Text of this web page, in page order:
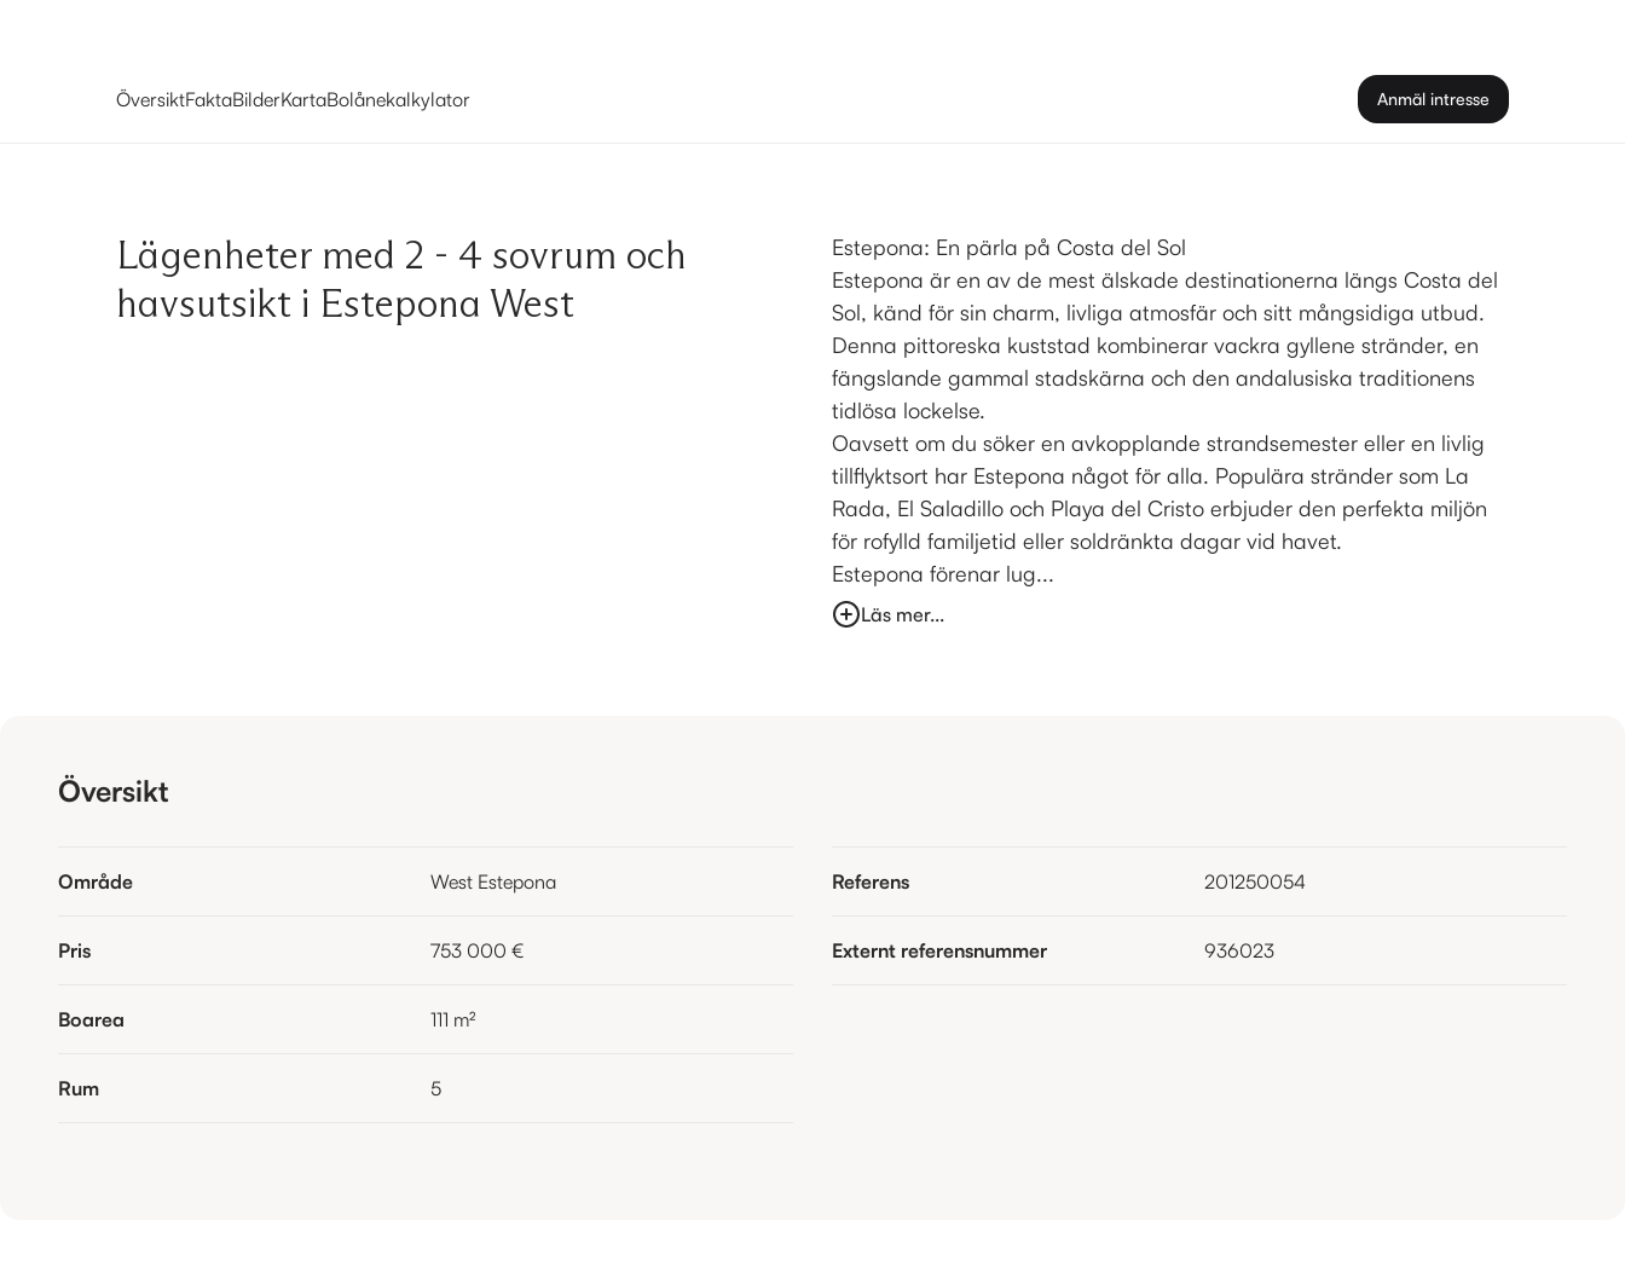
ÖversiktFaktaBilderKartaBolånekalkylator Anmäl intresse
Lägenheter med 2 - 4 sovrum och
havsutsikt i Estepona West
Estepona: En pärla på Costa del Sol
Estepona är en av de mest älskade destinationerna längs Costa del
Sol, känd för sin charm, livliga atmosfär och sitt mångsidiga utbud.
Denna pittoreska kuststad kombinerar vackra gyllene stränder, en
fängslande gammal stadskärna och den andalusiska traditionens
tidlösa lockelse.
Oavsett om du söker en avkopplande strandsemester eller en livlig
tillflyktsort har Estepona något för alla. Populära stränder som La
Rada, El Saladillo och Playa del Cristo erbjuder den perfekta miljön
för rofylld familjetid eller soldränkta dagar vid havet.
Estepona förenar lug...
Läs mer...
Översikt
Område West Estepona
Pris 753 000 €
Boarea 111 m²
Rum 5
Referens 201250054
Externt referensnummer 936023